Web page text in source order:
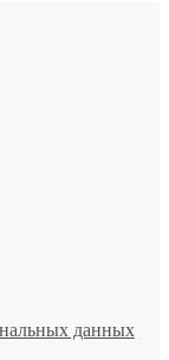
данных